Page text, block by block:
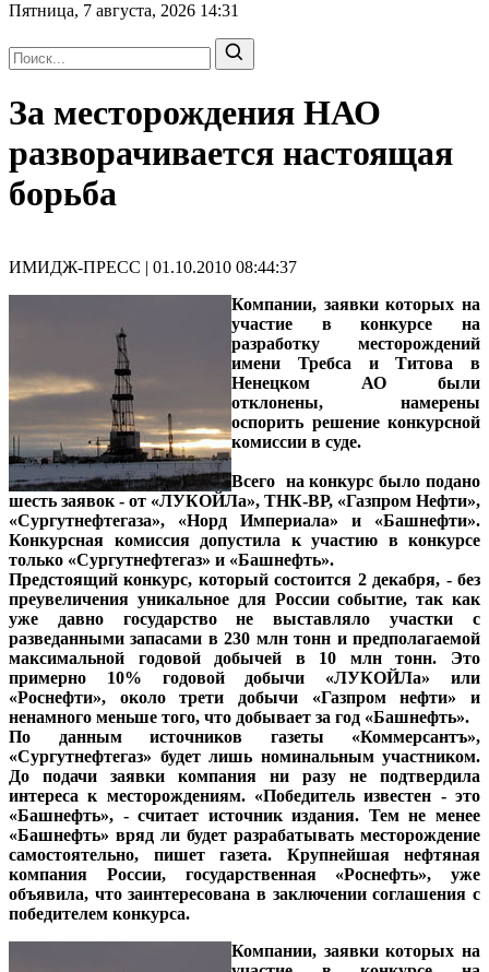
Пятница, 7 августа, 2026 14:31
За месторождения НАО
разворачивается настоящая
борьба
ИМИДЖ-ПРЕСС | 01.10.2010 08:44:37
Компании, заявки которых на
участие в конкурсе на
разработку месторождений
имени Требса и Титова в
Ненецком АО были
отклонены, намерены
оспорить решение конкурсной
комиссии в суде.
Всего на конкурс было подано
шесть заявок - от «ЛУКОЙЛа», ТНК-ВР, «Газпром Нефти»,
«Сургутнефтегаза», «Норд Империала» и «Башнефти».
Конкурсная комиссия допустила к участию в конкурсе
только «Сургутнефтегаз» и «Башнефть».
Предстоящий конкурс, который состоится 2 декабря, - без
преувеличения уникальное для России событие, так как
уже давно государство не выставляло участки с
разведанными запасами в 230 млн тонн и предполагаемой
максимальной годовой добычей в 10 млн тонн. Это
примерно 10% годовой добычи «ЛУКОЙЛа» или
«Роснефти», около трети добычи «Газпром нефти» и
ненамного меньше того, что добывает за год «Башнефть».
По данным источников газеты «Коммерсантъ»,
«Сургутнефтегаз» будет лишь номинальным участником.
До подачи заявки компания ни разу не подтвердила
интереса к месторождениям. «Победитель известен - это
«Башнефть», - считает источник издания. Тем не менее
«Башнефть» вряд ли будет разрабатывать месторождение
самостоятельно, пишет газета. Крупнейшая нефтяная
компания России, государственная «Роснефть», уже
объявила, что заинтересована в заключении соглашения с
победителем конкурса.
Компании, заявки которых на